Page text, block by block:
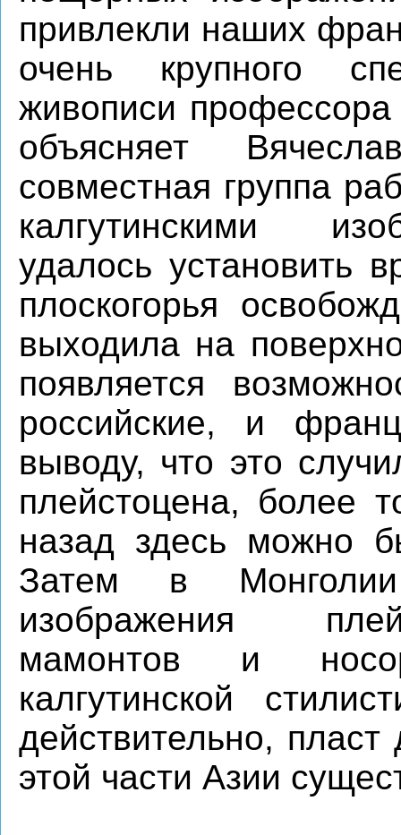
привлекли наших
очень крупного
живописи
объясняет
совместная группа
калгутинскими
удалось установить
плоскогорья
выходила на
появляется
российские, и
выводу, что это
плейстоцена, более
назад здесь можно
Затем в
изображения
мамонтов и
калгутинской
действительно,
этой части Азии